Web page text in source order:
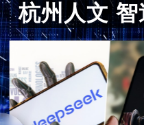
杭州人文